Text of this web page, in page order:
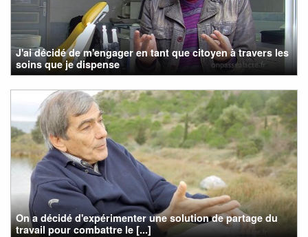
J'ai décidé de m'engager en tant que citoyen à travers les
soins que je dispense
On a décidé d'expérimenter une solution de partage du
travail pour combattre le [...]